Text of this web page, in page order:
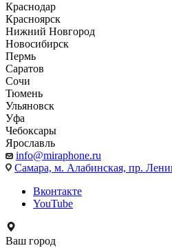
Краснодар
Красноярск
Нижний Новгород
Новосибирск
Пермь
Саратов
Сочи
Тюмень
Ульяновск
Уфа
Чебоксары
Ярославль
info@miraphone.ru
Самара, м. Алабинская, пр.
Вконтакте
YouTube
Ваш город